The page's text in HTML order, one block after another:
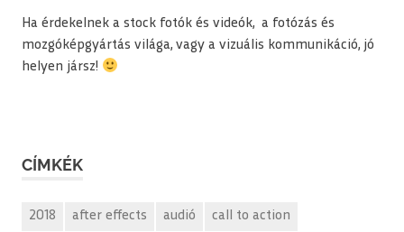
Ha érdekelnek a stock fotók és videók, a fotózás és
mozgóképgyártás világa, vagy a vizuális kommunikáció, jó
helyen jársz!
CÍMKÉK
2018 after effects audió call to action